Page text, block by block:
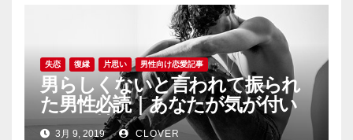
失恋 復縁 片思い 男性向け恋愛記事
男らしくないと言われて振られ
た男性必読｜あなたが気が付い
てない情けない自分
3月 9, 2019 CLOVER